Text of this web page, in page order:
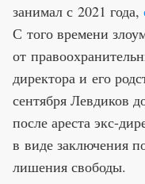
занимал с 2021 года,
С того времени
от
директора и его
сентября Левдиков
после ареста экс-
в виде заключения
лишения свободы.